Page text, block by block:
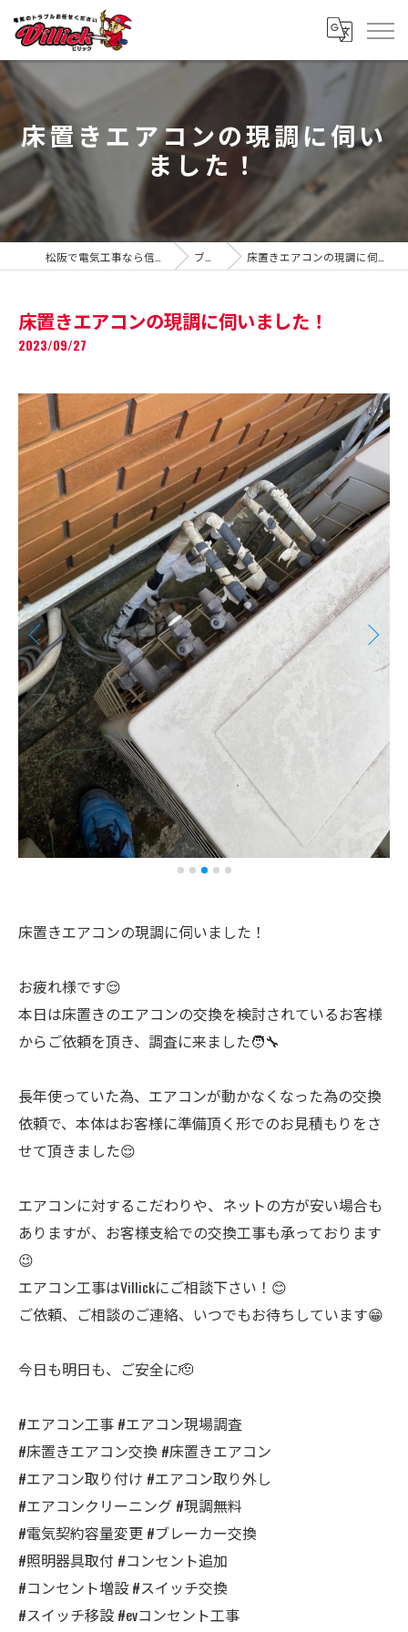
床置きエアコンの現調に伺い
ました！
ブログ 床置きエアコンの現調に伺いました！
床置きエアコンの現調に伺いました！
2023/09/27
床置きエアコンの現調に伺いました！
お疲れ様です😌
本日は床置きのエアコンの交換を検討されているお客様
からご依頼を頂き、調査に来ました🧑‍🔧
長年使っていた為、エアコンが動かなくなった為の交換
依頼で、本体はお客様に準備頂く形でのお見積もりをさ
せて頂きました😌
エアコンに対するこだわりや、ネットの方が安い場合も
ありますが、お客様支給での交換工事も承っております
😉
エアコン工事はVillickにご相談下さい！😊
ご依頼、ご相談のご連絡、いつでもお待ちしています😁
今日も明日も、ご安全に🫡
#エアコン工事 #エアコン現場調査
#床置きエアコン交換 #床置きエアコン
#エアコン取り付け #エアコン取り外し
#エアコンクリーニング #現調無料
#電気契約容量変更 #ブレーカー交換
#照明器具取付 #コンセント追加
#コンセント増設 #スイッチ交換
#スイッチ移設 #evコンセント工事